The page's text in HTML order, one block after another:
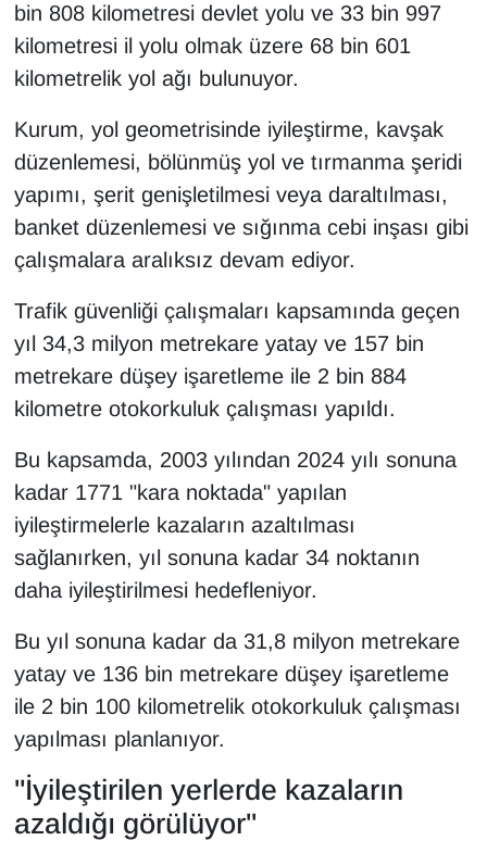
bin 808 kilometresi devlet yolu ve 33 bin 997
kilometresi il yolu olmak üzere 68 bin 601
kilometrelik yol ağı bulunuyor.
Kurum, yol geometrisinde iyileştirme, kavşak
düzenlemesi, bölünmüş yol ve tırmanma şeridi
yapımı, şerit genişletilmesi veya daraltılması,
banket düzenlemesi ve sığınma cebi inşası gibi
çalışmalara aralıksız devam ediyor.
Trafik güvenliği çalışmaları kapsamında geçen
yıl 34,3 milyon metrekare yatay ve 157 bin
metrekare düşey işaretleme ile 2 bin 884
kilometre otokorkuluk çalışması yapıldı.
Bu kapsamda, 2003 yılından 2024 yılı sonuna
kadar 1771 "kara noktada" yapılan
iyileştirmelerle kazaların azaltılması
sağlanırken, yıl sonuna kadar 34 noktanın
daha iyileştirilmesi hedefleniyor.
Bu yıl sonuna kadar da 31,8 milyon metrekare
yatay ve 136 bin metrekare düşey işaretleme
ile 2 bin 100 kilometrelik otokorkuluk çalışması
yapılması planlanıyor.
"İyileştirilen yerlerde kazaların
azaldığı görülüyor"
Kim Kimdir?
Kültür & Sanat
KURDÎ
MAGAZİN
MEDYA
ONE EKONOMİ
POLİTİKA
RÖPORTAJ
Seri İlan
Sinema - TV
SİYASET
TEBRİK